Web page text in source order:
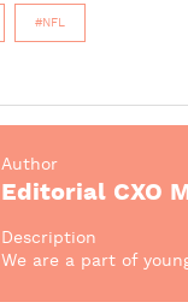
#NFL
Author
Editorial CXO
Description
We are a part of